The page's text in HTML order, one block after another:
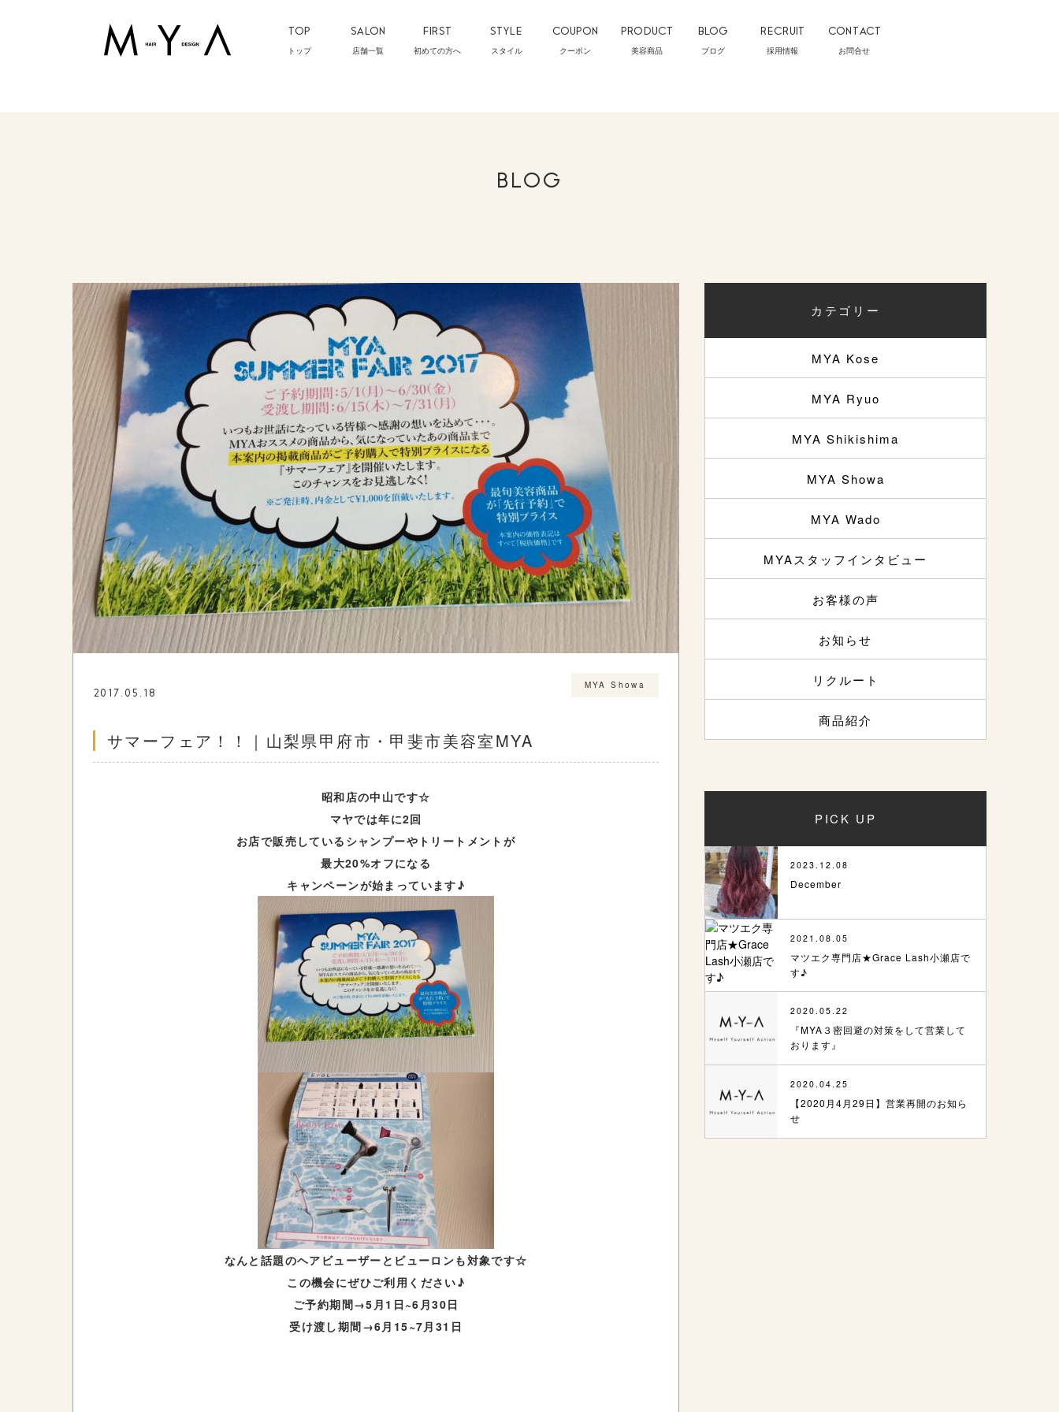
TOP
トップ
SALON
店舗一覧
FIRST
初めての方へ
STYLE
スタイル
COUPON
クーポン
PRODUCT
美容商品
BLOG
ブログ
RECRUIT
採用情報
CONTACT
お問合せ
BLOG
2017.05.18
MYA Showa
サマーフェア！！｜山梨県甲府市・甲斐市美容室MYA
昭和店の中山です☆
マヤでは年に2回
お店で販売しているシャンプーやトリートメントが
最大20%オフになる
キャンペーンが始まっています♪
なんと話題のヘアビューザーとビューロンも対象です☆
この機会にぜひご利用ください♪
ご予約期間→5月1日~6月30日
受け渡し期間→6月15~7月31日
カテゴリー
MYA Kose
MYA Ryuo
MYA Shikishima
MYA Showa
MYA Wado
MYAスタッフインタビュー
お客様の声
お知らせ
リクルート
商品紹介
PICK UP
2023.12.08
December
2021.08.05
マツエク専門店★Grace Lash小瀬店で
す♪
2020.05.22
『MYA３密回避の対策をして営業して
おります』
2020.04.25
【2020月4月29日】営業再開のお知ら
せ